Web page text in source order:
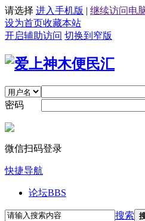
请选择 进入手机版 | 继续访问电
设为首页收藏本站
开启辅助访问 切换到窄版
密码
微信扫码登录
快捷导航
论坛BBS
搜索